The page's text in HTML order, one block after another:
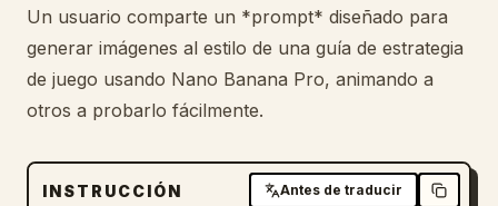
Precios
Un usuario comparte un *prompt* diseñado para
generar imágenes al estilo de una guía de estrategia
de juego usando Nano Banana Pro, animando a
otros a probarlo fácilmente.
INSTRUCCIÓN Antes de traducir